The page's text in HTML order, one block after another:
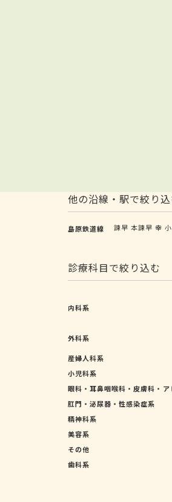
他の沿線・駅で絞り
島原鉄道線 諫早 本諫早 幸
診療科目で絞り込む
内科系
外科系
産婦人科系
小児科系
眼科・耳鼻咽喉科・皮膚科・ア
肛門・泌尿器・性感染症系
精神科系
美容系
その他
歯科系